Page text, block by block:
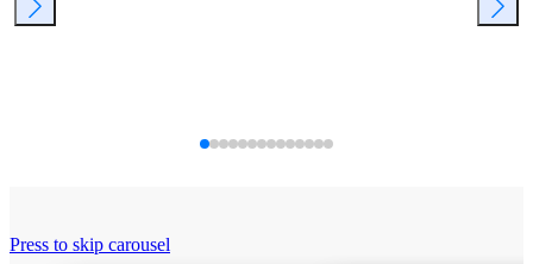
Press to skip carousel